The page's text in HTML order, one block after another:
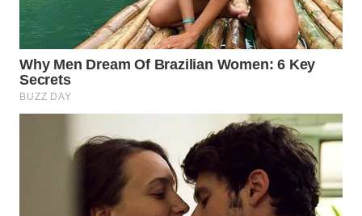
WN
BORNEO
Wahana
WAHANA